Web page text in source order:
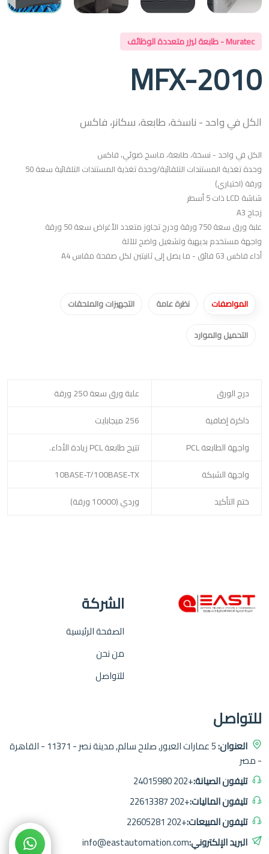
Muratec - طابعة ليزر متعددة الوظائف
MFX-2010
الكل في واحد - ناسخة، طابعة، سكانر، فاكس
الكل في واحد - نسخة، طابعة، ماسح ضوئي، فاكس
وحدة تغذية المستندات التلقائية/وحدة تغذية المستندات التلقائية سعة 50
ورقة (اختياري)
شاشة LCD ذات 5 أسطر
زجاج A3
علبة ورق سعة 750 ورقة ودرج تجاوز متعدد الأغراض سعة 50 ورقة
واجهة مستخدم بديهية وتشغيل واضح للآلة
أداء فاكس G3 فائق - ما يصل إلى ثانيتين لكل صفحة مقاس A4
المواصفات نظرة عامة التجهيزات والملحقات
التحميل والموارد
درج الورق
علبة ورق سعة 250 ورقة
ذاكرة إضافية
256 ميجابايت
واجهة الطابعة PCL
تتيح طابعة PCL زيادة الأداء.
واجهة الشبكة
10BASE-T/100BASE-TX
ختم التأكيد
وردي (10000 ورقة)
الشركة
الصفحة الرئيسية
من نحن
للتواصل
للتواصل
العنوان:
5 عمارات العبور, صلاح سالم, مدينة نصر - 11371 - القاهرة
- مصر
تليفون الصيانة:+202 24015980
تليفون الماليات:+202 22613387
تليفون المبيعات:+202 22605281
البريد الإلكتروني:info@eastautomation.com